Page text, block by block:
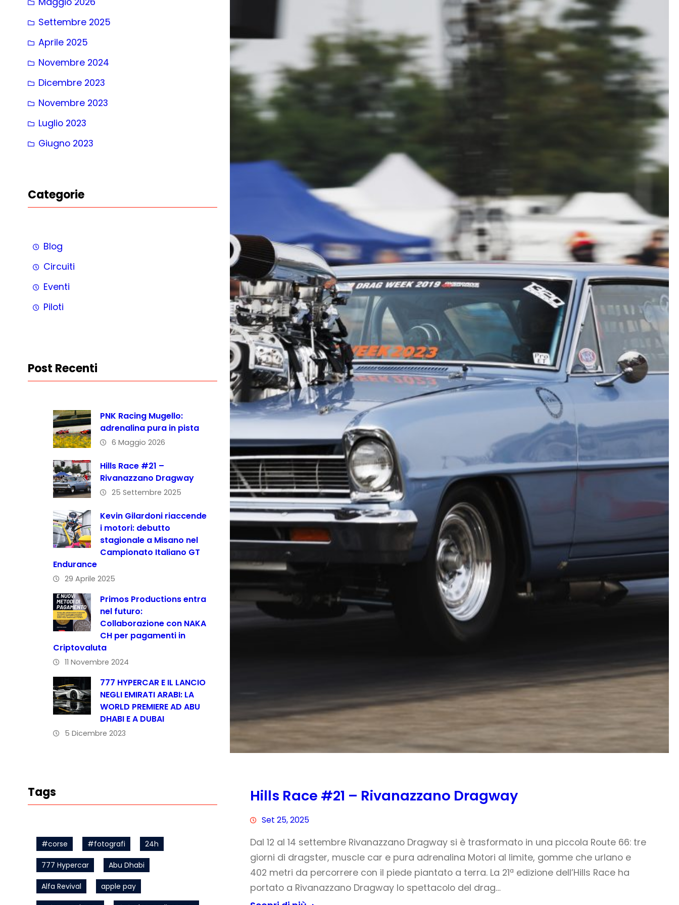
Settembre 2025
Aprile 2025
Novembre 2024
Dicembre 2023
Novembre 2023
Luglio 2023
Giugno 2023
Categorie
Blog
Circuiti
Eventi
Piloti
Post Recenti
PNK Racing Mugello:
adrenalina pura in pista
6 Maggio 2026
Hills Race #21 –
Rivanazzano Dragway
25 Settembre 2025
Kevin Gilardoni riaccende
i motori: debutto
stagionale a Misano nel
Campionato Italiano GT
Endurance
29 Aprile 2025
Primos Productions entra
nel futuro:
Collaborazione con NAKA
CH per pagamenti in
Criptovaluta
11 Novembre 2024
777 HYPERCAR E IL LANCIO
NEGLI EMIRATI ARABI: LA
WORLD PREMIERE AD ABU
DHABI E A DUBAI
5 Dicembre 2023
Tags
#corse #fotografi 24h
777 Hypercar Abu Dhabi
Alfa Revival apple pay
Hills Race #21 – Rivanazzano Dragway
Set 25, 2025
Dal 12 al 14 settembre Rivanazzano Dragway si è trasformato in una piccola Route 66: tre
giorni di dragster, muscle car e pura adrenalina Motori al limite, gomme che urlano e
402 metri da percorrere con il piede piantato a terra. La 21ª edizione dell’Hills Race ha
portato a Rivanazzano Dragway lo spettacolo del drag…